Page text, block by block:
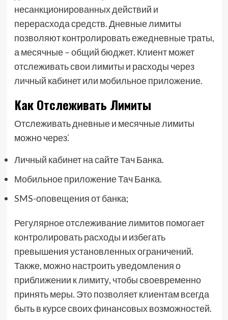
несанкционированных действий и
перерасхода средств. Дневные лимиты
позволяют контролировать ежедневные траты,
а месячные – общий бюджет. Клиент может
отслеживать свои лимиты и расходы через
личный кабинет или мобильное приложение.
Как Отслеживать Лимиты
Отслеживать дневные и месячные лимиты
можно через⁚
Личный кабинет на сайте Тач Банка.
Мобильное приложение Тач Банка.
SMS-оповещения от банка;
Регулярное отслеживание лимитов помогает
контролировать расходы и избегать
превышения установленных ограничений.
Также, можно настроить уведомления о
приближении к лимиту, чтобы своевременно
принять меры. Это позволяет клиентам всегда
быть в курсе своих финансовых возможностей.